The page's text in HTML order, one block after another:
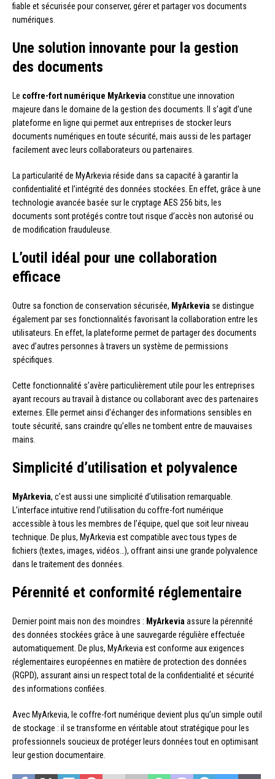
fiable et sécurisée pour conserver, gérer et partager vos documents
numériques.
Une solution innovante pour la gestion
des documents
Le coffre-fort numérique MyArkevia constitue une innovation
majeure dans le domaine de la gestion des documents. Il s’agit d’une
plateforme en ligne qui permet aux entreprises de stocker leurs
documents numériques en toute sécurité, mais aussi de les partager
facilement avec leurs collaborateurs ou partenaires.
La particularité de MyArkevia réside dans sa capacité à garantir la
confidentialité et l’intégrité des données stockées. En effet, grâce à une
technologie avancée basée sur le cryptage AES 256 bits, les
documents sont protégés contre tout risque d’accès non autorisé ou
de modification frauduleuse.
L’outil idéal pour une collaboration
efficace
Outre sa fonction de conservation sécurisée, MyArkevia se distingue
également par ses fonctionnalités favorisant la collaboration entre les
utilisateurs. En effet, la plateforme permet de partager des documents
avec d’autres personnes à travers un système de permissions
spécifiques.
Cette fonctionnalité s’avère particulièrement utile pour les entreprises
ayant recours au travail à distance ou collaborant avec des partenaires
externes. Elle permet ainsi d’échanger des informations sensibles en
toute sécurité, sans craindre qu’elles ne tombent entre de mauvaises
mains.
Simplicité d’utilisation et polyvalence
MyArkevia, c’est aussi une simplicité d’utilisation remarquable.
L’interface intuitive rend l’utilisation du coffre-fort numérique
accessible à tous les membres de l’équipe, quel que soit leur niveau
technique. De plus, MyArkevia est compatible avec tous types de
fichiers (textes, images, vidéos…), offrant ainsi une grande polyvalence
dans le traitement des données.
Pérennité et conformité réglementaire
Dernier point mais non des moindres : MyArkevia assure la pérennité
des données stockées grâce à une sauvegarde régulière effectuée
automatiquement. De plus, MyArkevia est conforme aux exigences
réglementaires européennes en matière de protection des données
(RGPD), assurant ainsi un respect total de la confidentialité et sécurité
des informations confiées.
Avec MyArkevia, le coffre-fort numérique devient plus qu’un simple outil
de stockage : il se transforme en véritable atout stratégique pour les
professionnels soucieux de protéger leurs données tout en optimisant
leur gestion documentaire.